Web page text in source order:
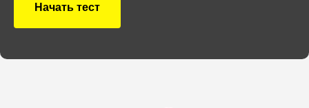
Начать тест